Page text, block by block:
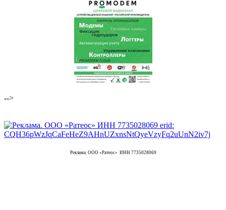
-->
Реклама. ООО «Ратеос» ИНН 7735028069